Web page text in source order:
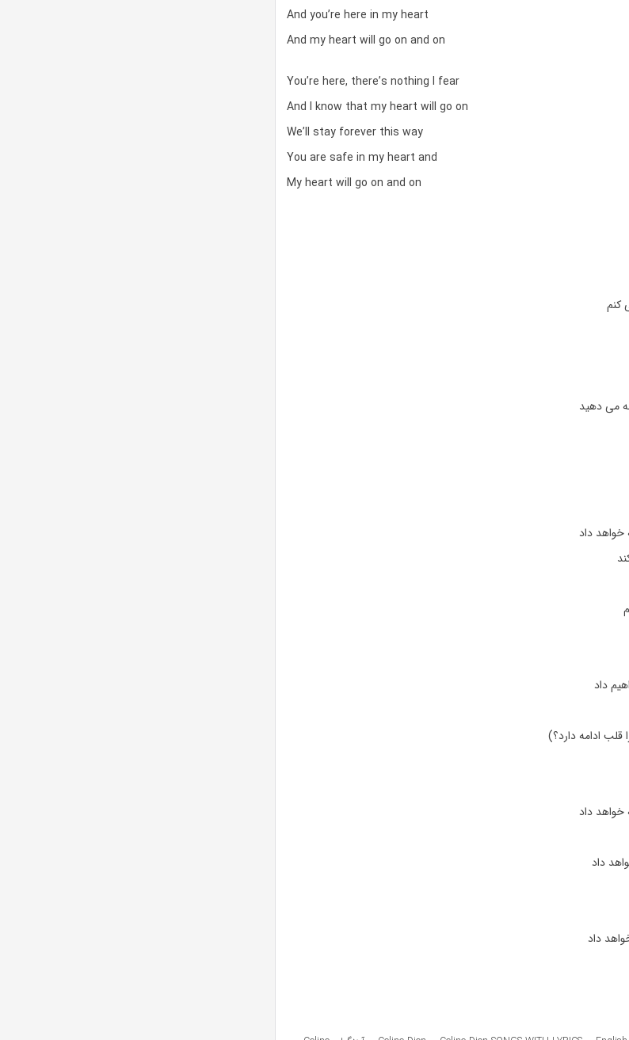
And you’re here in my heart
And my heart will go on and on
You’re here, there’s nothing I fear
And I know that my heart will go on
We’ll stay forever this way
You are safe in my heart and
My heart will go on and on
کنم
می دهید
خواهد داد
داد
ادامه دارد؟)
خواهد داد
داد
داد